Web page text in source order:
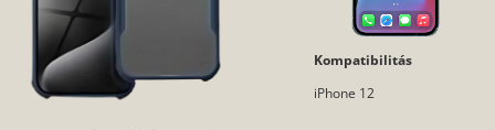
Kompatibilitás
iPhone 12